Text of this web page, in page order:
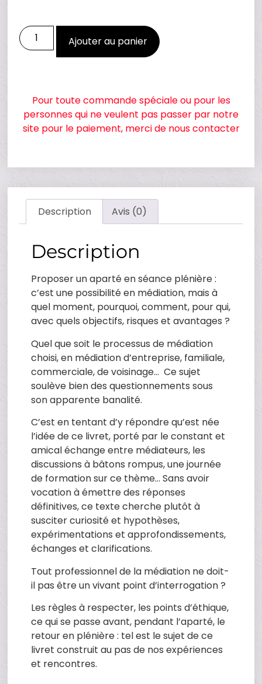
Ajouter au panier
Pour toute commande spéciale ou pour les
personnes qui ne veulent pas passer par notre
site pour le paiement, merci de nous contacter
Description Avis (0)
Description
Proposer un aparté en séance plénière :
c’est une possibilité en médiation, mais à
quel moment, pourquoi, comment, pour qui,
avec quels objectifs, risques et avantages ?
Quel que soit le processus de médiation
choisi, en médiation d’entreprise, familiale,
commerciale, de voisinage… Ce sujet
soulève bien des questionnements sous
son apparente banalité.
C’est en tentant d’y répondre qu’est née
l’idée de ce livret, porté par le constant et
amical échange entre médiateurs, les
discussions à bâtons rompus, une journée
de formation sur ce thème… Sans avoir
vocation à émettre des réponses
définitives, ce texte cherche plutôt à
susciter curiosité et hypothèses,
expérimentations et approfondissements,
échanges et clarifications.
Tout professionnel de la médiation ne doit-
il pas être un vivant point d’interrogation ?
Les règles à respecter, les points d’éthique,
ce qui se passe avant, pendant l’aparté, le
retour en plénière : tel est le sujet de ce
livret construit au pas de nos expériences
et rencontres.